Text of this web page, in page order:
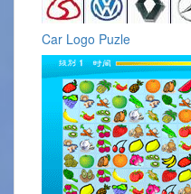
Car Logo Puzle